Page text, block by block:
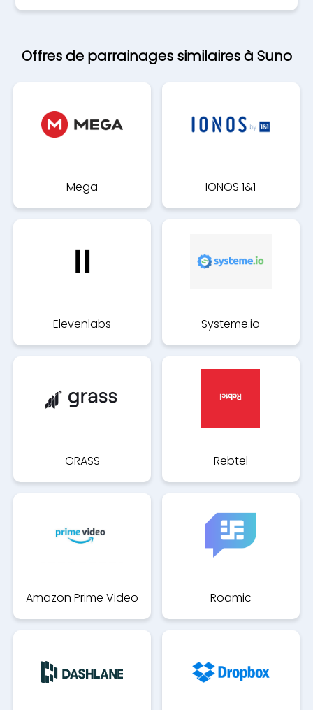
Offres de parrainages similaires à Suno
Mega IONOS 1&1
Elevenlabs Systeme.io
GRASS Rebtel
Amazon Prime Video Roamic